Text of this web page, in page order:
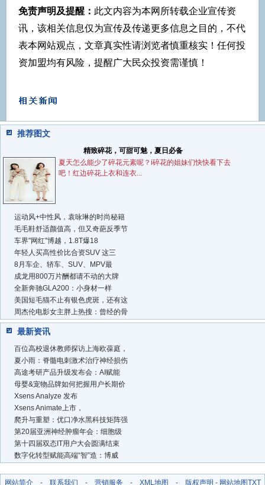
免责声明及提醒： 此文内容为本网所转载企业宣传资
讯，该相关信息仅为宣传及传递更多信息之目的，不代
表本网站观点，文章真实性请浏览者慎重核实！任何投
资加盟均有风险，提醒广大民众投资需谨慎！
推荐图文
精致碎花，可甜可魅，夏日必备
夏天怎么能少了碎花元素呢？i碎花的姐妹们快快看下去
吧！红边碎花上衣和连衣...
运动风+中性风，袁咏琳的时尚秘籍
毛毛鞋舒适颜值高，但又奇葩反季节
车界"网红"博越，1.8T爆18
年轻人买高性价比合资SUV 这三
8月车企、轿车、SUV、MPV最
成龙用800万片酬都请不动的大牌
全新奔驰GLA200：小身材一样
美国短毛猫不止有银色虎斑，还有这
周杰伦电影女主胖上热搜：曾经的骨
最新资讯
百位高校退休教师探访上海欧葆庭，
夏小雨：脊髓电刺激术治疗神经损伤
高途考研产品升级发布会：AI赋能
母婴&宠物品牌如何把握用户长期价
Xsens Analyze 发布
Xsens Animate上市，
爬升与重塑：优口净水黑科技矩阵强
第20届亚洲神经肿瘤年会：细胞级
第十四届双态IT用户大会圆满结束
数字化转型赋能高端“智”造：博威
网站简介- 联系我们 - 营销服务 - XML地图 - 版权声明 - 网站地图TXT